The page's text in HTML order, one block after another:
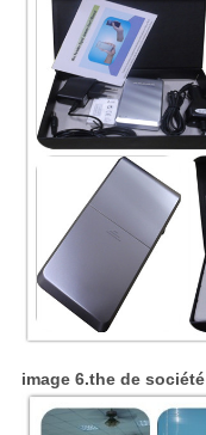
image 6.the de société